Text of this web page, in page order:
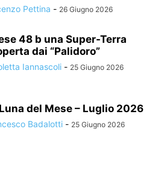
Pettina - 26 Giugno 2026
48 b una Super-Terra
dai “Palidoro”
Iannascoli - 25 Giugno 2026
del Mese – Luglio 2026
Badalotti - 25 Giugno 2026